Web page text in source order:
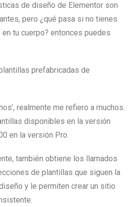
de diseño de Elementor son
pero ¿qué pasa si no tienes
tu cuerpo? entonces puedes
prefabricadas de
realmente me refiero a muchos.
disponibles en la versión
en la versión Pro.
también obtiene los llamados
de plantillas que siguen la
y le permiten crear un sitio